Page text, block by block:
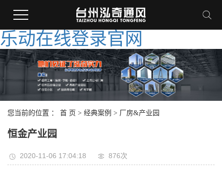
乐动在线登录官网
您当前的位置 ： 首 页 > 经典案例 > 厂房&产业园
恒金产业园
2020-11-06 17:04:18 876次